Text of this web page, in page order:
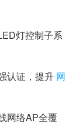
灯控制子系
认证，提升 网
网络AP全覆